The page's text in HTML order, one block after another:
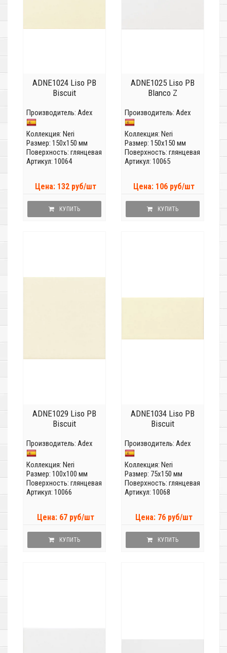
ADNE1024 Liso PB
Biscuit
Производитель: Adex
Коллекция: Neri
Размер: 150x150 мм
Поверхность: глянцевая
Артикул: 10064
Цена: 132 руб/шт
КУПИТЬ
ADNE1025 Liso PB
Blanco Z
Производитель: Adex
Коллекция: Neri
Размер: 150x150 мм
Поверхность: глянцевая
Артикул: 10065
Цена: 106 руб/шт
КУПИТЬ
ADNE1029 Liso PB
Biscuit
Производитель: Adex
Коллекция: Neri
Размер: 100x100 мм
Поверхность: глянцевая
Артикул: 10066
Цена: 67 руб/шт
КУПИТЬ
ADNE1034 Liso PB
Biscuit
Производитель: Adex
Коллекция: Neri
Размер: 75x150 мм
Поверхность: глянцевая
Артикул: 10068
Цена: 76 руб/шт
КУПИТЬ